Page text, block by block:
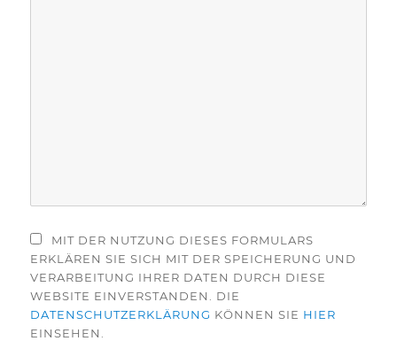
MIT DER NUTZUNG DIESES FORMULARS
ERKLÄREN SIE SICH MIT DER SPEICHERUNG UND
VERARBEITUNG IHRER DATEN DURCH DIESE
WEBSITE EINVERSTANDEN. DIE
DATENSCHUTZERKLÄRUNG KÖNNEN SIE HIER
EINSEHEN.